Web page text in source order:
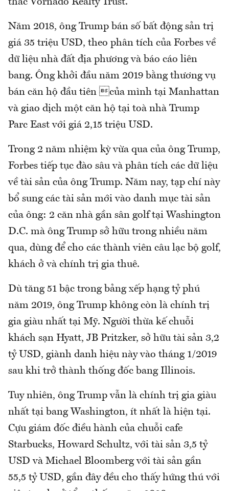
thác Vornado Realty Trust.
Năm 2018, ông Trump bán số bất động sản trị
giá 35 triệu USD, theo phân tích của Forbes về
dữ liệu nhà đất địa phương và báo cáo liên
bang. Ông khởi đầu năm 2019 bằng thương vụ
bán căn hộ đầu tiên của mình tại Manhattan
và giao dịch một căn hộ tại toà nhà Trump
Parc East với giá 2,15 triệu USD.
Trong 2 năm nhiệm kỳ vừa qua của ông Trump,
Forbes tiếp tục đào sâu và phân tích các dữ liệu
về tài sản của ông Trump. Năm nay, tạp chí này
bổ sung các tài sản mới vào danh mục tài sản
của ông: 2 căn nhà gần sân golf tại Washington
D.C. mà ông Trump sở hữu trong nhiều năm
qua, dùng để cho các thành viên câu lạc bộ golf,
khách ở và chính trị gia thuê.
Dù tăng 51 bậc trong bảng xếp hạng tỷ phú
năm 2019, ông Trump không còn là chính trị
gia giàu nhất tại Mỹ. Người thừa kế chuỗi
khách sạn Hyatt, JB Pritzker, sở hữu tài sản 3,2
tỷ USD, giành danh hiệu này vào tháng 1/2019
sau khi trở thành thống đốc bang Illinois.
Tuy nhiên, ông Trump vẫn là chính trị gia giàu
nhất tại bang Washington, ít nhất là hiện tại.
Cựu giám đốc điều hành của chuỗi cafe
Starbucks, Howard Schultz, với tài sản 3,5 tỷ
USD và Michael Bloomberg với tài sản gần
55,5 tỷ USD, gần đây đều cho thấy hứng thú với